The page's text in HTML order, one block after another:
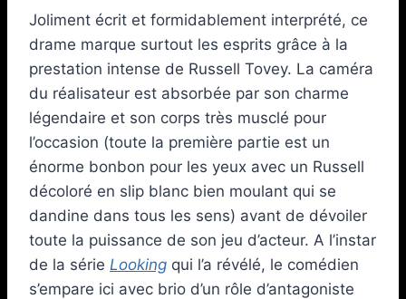
Joliment écrit et formidablement interprété, ce
drame marque surtout les esprits grâce à la
prestation intense de Russell Tovey. La caméra
du réalisateur est absorbée par son charme
légendaire et son corps très musclé pour
l’occasion (toute la première partie est un
énorme bonbon pour les yeux avec un Russell
décoloré en slip blanc bien moulant qui se
dandine dans tous les sens) avant de dévoiler
toute la puissance de son jeu d’acteur. A l’instar
de la série Looking qui l’a révélé, le comédien
s’empare ici avec brio d’un rôle d’antagoniste